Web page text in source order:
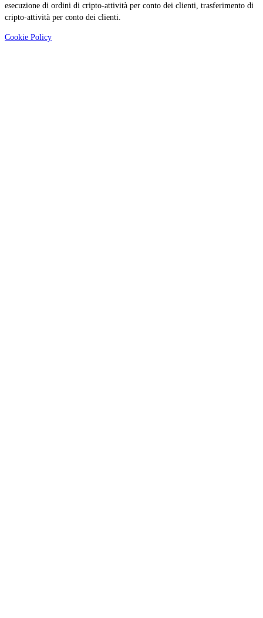
esecuzione di ordini di cripto-attività per conto dei clienti, trasferimento di
cripto-attività per conto dei clienti.
Cookie Policy